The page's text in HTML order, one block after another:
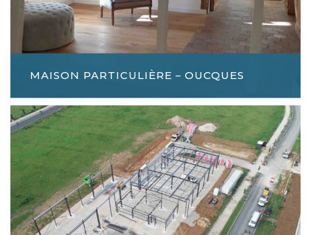
MAISON PARTICULIÈRE – OUCQUES